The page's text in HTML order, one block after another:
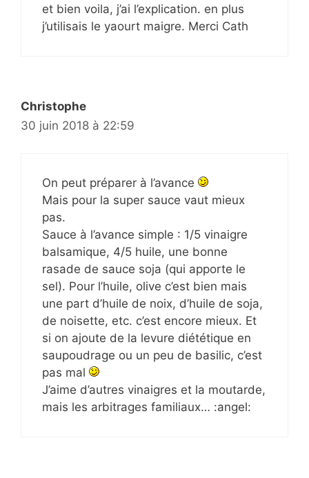
et bien voila, j’ai l’explication. en plus
j’utilisais le yaourt maigre. Merci Cath
Christophe
30 juin 2018 à 22:59
On peut préparer à l’avance
Mais pour la super sauce vaut mieux
pas.
Sauce à l’avance simple : 1/5 vinaigre
balsamique, 4/5 huile, une bonne
rasade de sauce soja (qui apporte le
sel). Pour l’huile, olive c’est bien mais
une part d’huile de noix, d’huile de soja,
de noisette, etc. c’est encore mieux. Et
si on ajoute de la levure diététique en
saupoudrage ou un peu de basilic, c’est
pas mal
J’aime d’autres vinaigres et la moutarde,
mais les arbitrages familiaux… :angel: